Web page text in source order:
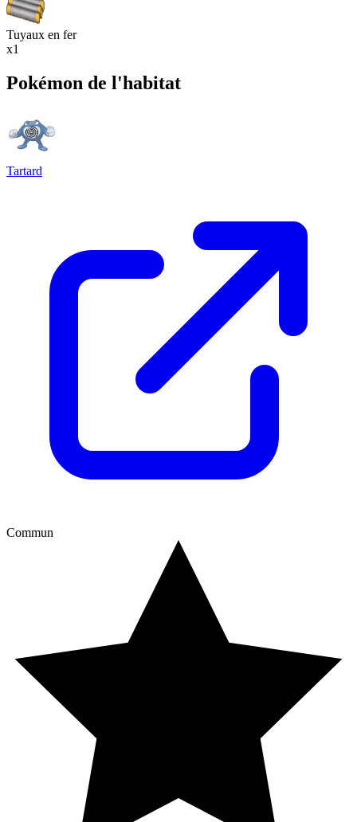
Tuyaux en fer
x1
Pokémon de l'habitat
Tartard
Commun